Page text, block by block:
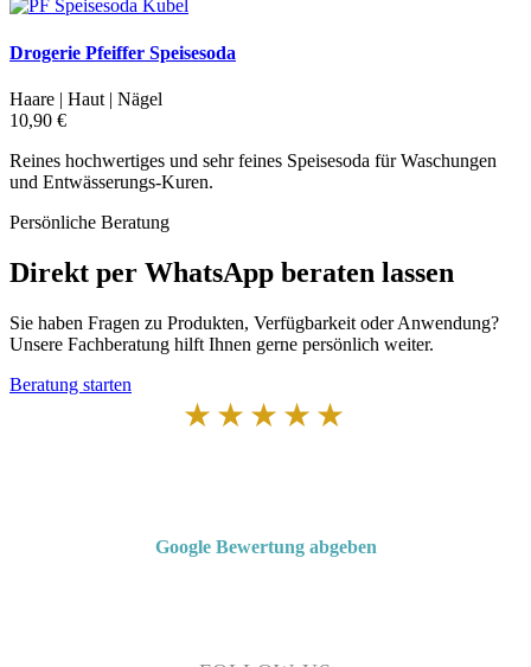
Drogerie Pfeiffer Speisesoda
Haare | Haut | Nägel
10,90 €
Reines hochwertiges und sehr feines Speisesoda für Waschungen
und Entwässerungs-Kuren.
Persönliche Beratung
Direkt per WhatsApp beraten lassen
Sie haben Fragen zu Produkten, Verfügbarkeit oder Anwendung?
Unsere Fachberatung hilft Ihnen gerne persönlich weiter.
Beratung starten
★★★★★
Google Bewertung abgeben